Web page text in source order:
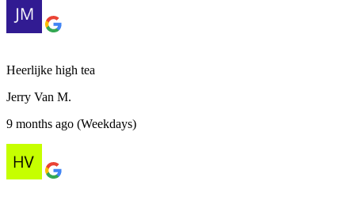
Heerlijke high tea
Jerry Van M.
9 months ago (Weekdays)